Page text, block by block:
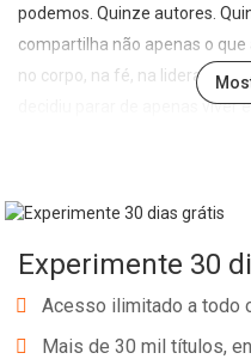
podemos. Quinze autores.
compartilha não apenas o
no corpo, na fé, na liderança,
decidiu parar de apenas viver
fórmulas mágicas — há gente
Cada palavra acende um
Experimente 30
Acesso ilimitado a todo
Mais de 30 mil títulos,